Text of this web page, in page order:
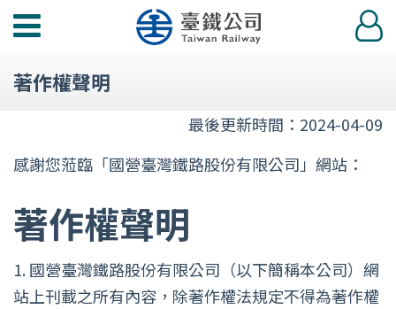
功
選
登
入
著作權聲明
最後更新時間：2024-04-09
感謝您蒞臨「國營臺灣鐵路股份有限公司」網站：
著作權聲明
1.國營臺灣鐵路股份有限公司（以下簡稱本公司）網
站上刊載之所有內容，除著作權法規定不得為著作權